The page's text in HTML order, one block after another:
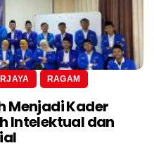
RAGAM
Menjadi Kader
Intelektual dan